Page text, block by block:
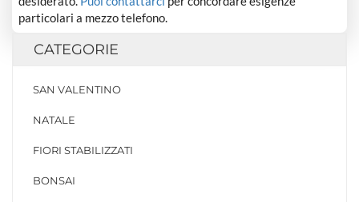
particolari a mezzo telefono.
CATEGORIE
SAN VALENTINO
NATALE
FIORI STABILIZZATI
BONSAI